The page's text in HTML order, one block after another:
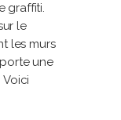
graffiti.
le
les murs
une